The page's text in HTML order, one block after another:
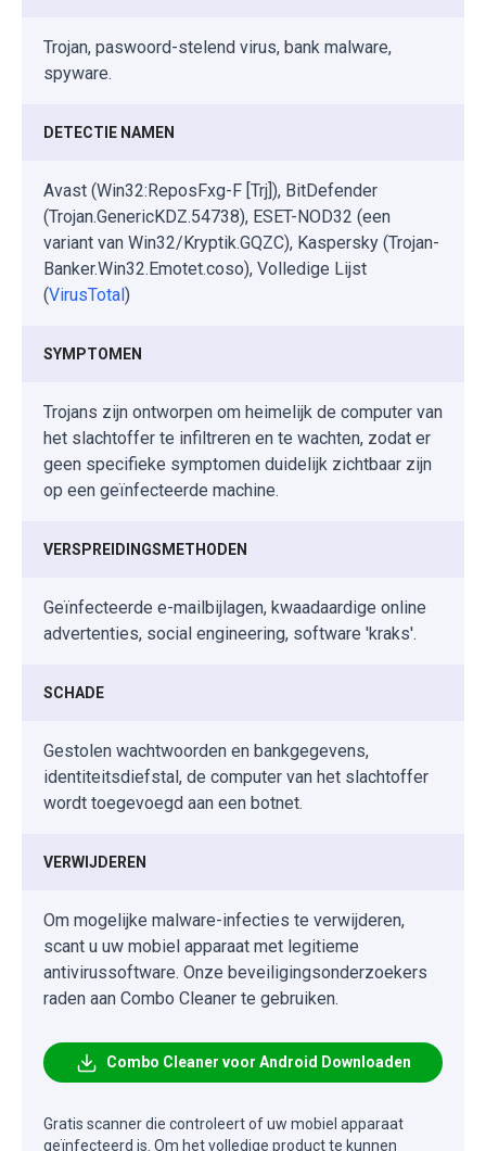
Trojan, paswoord-stelend virus, bank malware,
spyware.
DETECTIE NAMEN
Avast (Win32:ReposFxg-F [Trj]), BitDefender
(Trojan.GenericKDZ.54738), ESET-NOD32 (een
variant van Win32/Kryptik.GQZC), Kaspersky (Trojan-
Banker.Win32.Emotet.coso), Volledige Lijst
(VirusTotal )
SYMPTOMEN
Trojans zijn ontworpen om heimelijk de computer van
het slachtoffer te infiltreren en te wachten, zodat er
geen specifieke symptomen duidelijk zichtbaar zijn
op een geïnfecteerde machine.
VERSPREIDINGSMETHODEN
Geïnfecteerde e-mailbijlagen, kwaadaardige online
advertenties, social engineering, software 'kraks'.
SCHADE
Gestolen wachtwoorden en bankgegevens,
identiteitsdiefstal, de computer van het slachtoffer
wordt toegevoegd aan een botnet.
VERWIJDEREN
Om mogelijke malware-infecties te verwijderen,
scant u uw mobiel apparaat met legitieme
antivirussoftware. Onze beveiligingsonderzoekers
raden aan Combo Cleaner te gebruiken.
Combo Cleaner voor Android Downloaden
Gratis scanner die controleert of uw mobiel apparaat
geïnfecteerd is. Om het volledige product te kunnen